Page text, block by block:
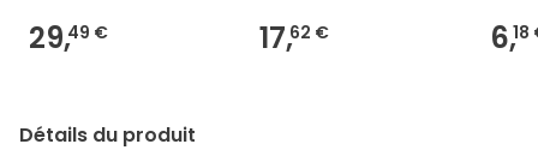
29,49 € 17,62 € 6,18
Détails du produit